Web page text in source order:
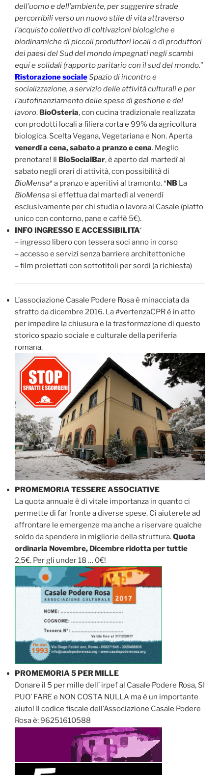
dell’uomo e dell’ambiente, per suggerire strade
percorribili verso un nuovo stile di vita attraverso
l’acquisto collettivo di coltivazioni biologiche e
biodinamiche di piccoli produttori locali o di produttori
dei paesi del Sud del mondo impegnati negli scambi
equi e solidali (rapporto paritario con il sud del mondo.”
Ristorazione socialeSpazio di incontro e
socializzazione, a servizio delle attività culturali e per
l’autofinanziamento delle spese di gestione e del
lavoro. BioOsteria, con cucina tradizionale realizzata
con prodotti locali a filiera corta e 99% da agricoltura
biologica. Scelta Vegana, Vegetariana e Non. Aperta
venerdì a cena, sabato a pranzo e cena. Meglio
prenotare! Il
BioSocialBar, è aperto dal martedì al
sabato negli orari di attività, con possibilità di
BioMensa* a pranzo e aperitivi al tramonto. *NB La
BioMensasi effettua dal martedì al venerdì
esclusivamente per chi studia o lavora al Casale (piatto
unico con contorno, pane e caffè 5€).
INFO INGRESSO E ACCESSIBILITA‘
– ingresso libero con tessera soci anno in corso
– accesso e servizi senza barriere architettoniche
– film proiettati con sottotitoli per sordi (a richiesta)
L’associazione Casale Podere Rosa è minacciata da
sfratto da dicembre 2016. La #vertenzaCPR è in atto
per impedire la chiusura e la trasformazione di questo
storico spazio sociale e culturale della periferia
romana.
PROMEMORIA TESSERE ASSOCIATIVE
La quota annuale è di vitale importanza in quanto ci
permette di far fronte a diverse spese. Ci aiuterete ad
affrontare le emergenze ma anche a riservare qualche
soldo da spendere in migliorie della struttura.Quota
ordinaria Novembre, Dicembre ridotta per tuttie
2,5€. Per gli under 18 … 0€!
PROMEMORIA 5 PER MILLE
Donare il 5 per mille dell’ irpef al Casale Podere Rosa, SI
PUO’ FARE e NON COSTA NULLA ma è un importante
aiuto! Il codice fiscale dell’Associazione Casale Podere
Rosa è: 96251610588